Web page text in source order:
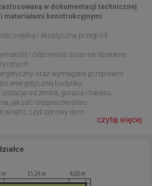
w dokumentacji technicznej
materiałami konstrukcyjnymi
cieplną i akustyczną przegród
i odporność ścian na działanie
oraz wymagane przepisami
energetycznej budynku
od zimna, gorąca i hałasu
jakość i bezpieczeństwo
wnętrz, czyli zdrowy dom
czytaj więcej